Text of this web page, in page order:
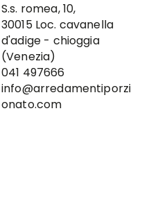
S.s. romea, 10,
30015 Loc. cavanella
d'adige - chioggia
(Venezia)
041 497666
info@arredamentiporzi
onato.com